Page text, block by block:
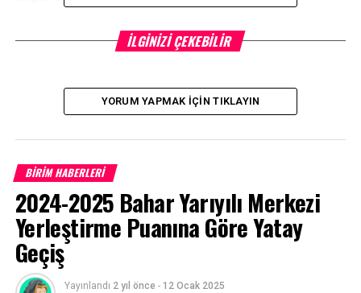
Yazının tamamını 0kumak için
Facebook
Mastodon
EmailShare
İLIŞKILI BAŞLIKLAR:
Rektörlükten Kamuoyu Açıklaması
KAÇIRMAYIN
ÇOMÜ’lü Öğrenci Kaza Kurbanı
İLGINIZI ÇEKEBILIR
YORUM YAPMAK İÇIN TIKLAYIN
BİRİM HABERLERİ
2024-2025 Bahar Yarıyılı Merkezi
Yerleştirme Puanına Göre Yatay
Geçiş
Yayınlandı 2 yıl önce - 12 Ocak 2025